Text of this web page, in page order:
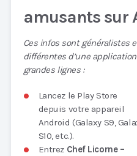
amusants sur
Ces infos sont généralistes
différentes d’une
grandes lignes :
Lancez le Play Store
depuis votre appareil
Android (Galaxy S9,
S10, etc.).
Entrez Chef Licorne –